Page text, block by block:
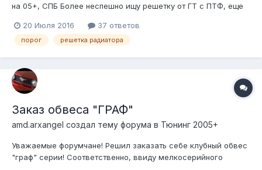
на 05+, СПБ Более неспешно ищу решетку от ГТ с ПТФ, еще
20 Июля 2016
37 ответов
порог решетка радиатора
Заказ обвеса "ГРАФ"
amd.arxangel создал тему форума в Тюнинг 2005+
Уважаемые форумчане! Решил заказать себе клубный обвес
"граф" серии! Соответственно, ввиду мелкосерийного